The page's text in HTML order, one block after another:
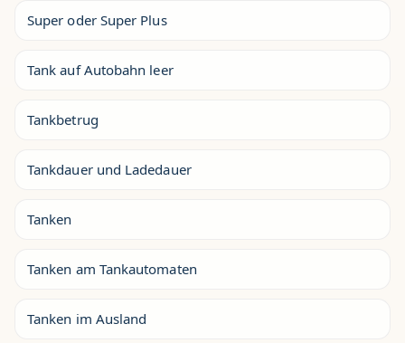
Super oder Super Plus
Tank auf Autobahn leer
Tankbetrug
Tankdauer und Ladedauer
Tanken
Tanken am Tankautomaten
Tanken im Ausland